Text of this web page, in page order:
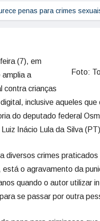
penas para crimes
Foto:
(7), em
amplia a
contra crianças
inclusive aqueles que
do deputado federal
Inácio Lula da Silva
diversos crimes
o agravamento da
quando o autor utilizar
se passar por outra